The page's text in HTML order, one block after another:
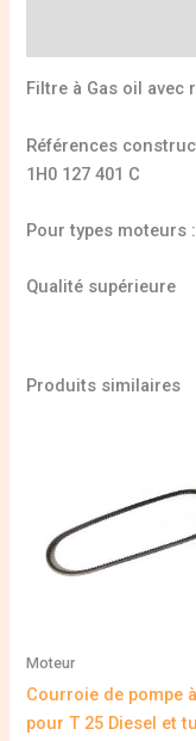
Filtre à Gas oil
Références
1H0 127 401 C
Pour types moteurs
Qualité supérieure
Produits similaires
Moteur
Courroie de pompe
pour T 25 Diesel et